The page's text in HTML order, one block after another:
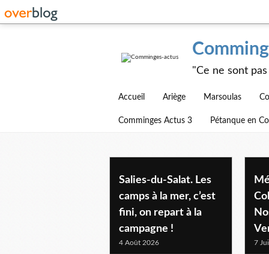
"Ce ne sont
Accueil Ariège Marsoulas
Comminges Actus 3 Pétanque en
mediterranee
Salies-du-Salat. Les
camps à la mer, c’est
fini, on repart à la
campagne !
4 Août 2026 7